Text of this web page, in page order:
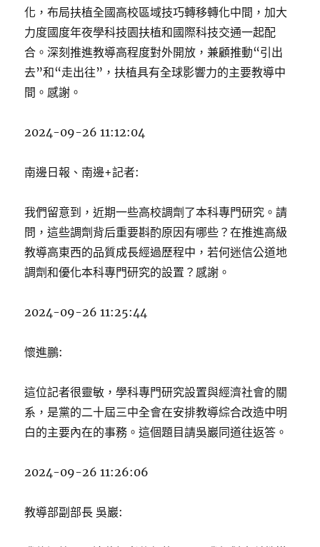
化，布局扶植全國高校區域技巧轉移轉化中間，加大
力度國度年夜學科技園扶植和國際科技交通一起配
合。深刻推進教導高程度對外開放，兼顧推動“引出
去”和“走出往”，扶植具有全球影響力的主要教導中
間。感謝。
2024-09-26 11:12:04
南邊日報、南邊+記者:
我們留意到，近期一些高校調劑了本科專門研究。請
問，這些調劑背后重要斟酌原因有哪些？在推進高級
教導高東西的品質成長經過歷程中，若何迷信公道地
調劑和優化本科專門研究的設置？感謝。
2024-09-26 11:25:44
懷進鵬:
這位記者很靈敏，學科專門研究設置與經濟社會的關
系，是黨的二十屆三中全會在安排教導綜合改造中明
白的主要內在的事務。這個題目請吳巖同道往返答。
2024-09-26 11:26:06
教導部副部長 吳巖: